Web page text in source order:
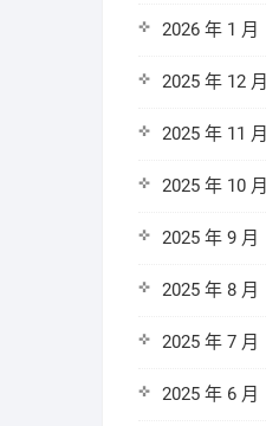
2026 年 1 月
2025 年 12 月
2025 年 11 月
2025 年 10 月
2025 年 9 月
2025 年 8 月
2025 年 7 月
2025 年 6 月